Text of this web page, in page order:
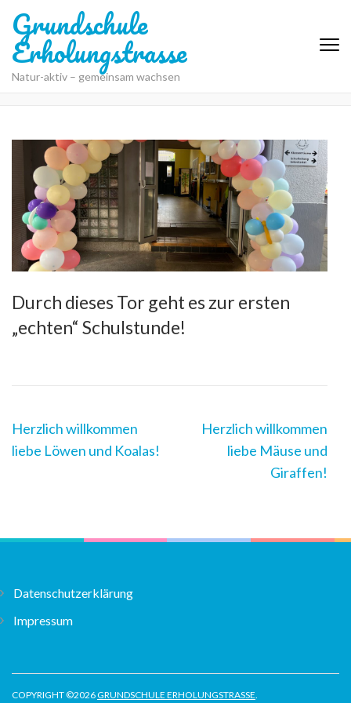
Grundschule
Erholungstrasse
Natur-aktiv – gemeinsam wachsen
Durch dieses Tor geht es zur ersten
„echten“ Schulstunde!
Post
Navigation
Herzlich willkommen
liebe Löwen und Koalas!
Herzlich willkommen
liebe Mäuse und
Giraffen!
Datenschutzerklärung
Impressum
COPYRIGHT ©2026GRUNDSCHULE ERHOLUNGSTRASSE